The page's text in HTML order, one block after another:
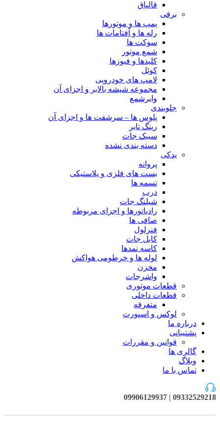
قالپاق
برقی
پمپ ها و موتورها
رله ها و آفتامات ها
سوکت ها
شمع موتور
کلیدها و فیوزها
کوئل
لامپ های خودرویی
مجموعه شیشه بالابر و اجزای آن
وایرشمع
جلوبندی
پلوس ها – سرشفت ها و اجزای آن
رینگ تایر
سیبک جات
دسته بندی نشده
یدکی
پروانه
بست های فلزی و پلاستیکی
تسمه ها
درب
شیلنگ جات
رادیاتورها و اجزای مربوطه
صافی ها
فنرلول
کابل جات
کاسه نمدها
لوله ها و خرطومی هواکش
مخزن
واشرجات
قطعات موتوری
قطعات داخلی
متفرقه
لوکس و اسپورت
درباره ما
پشتیبانی
قوانین و مقررات
گالری ها
وبلاگ
تماس با ما
09332529218 | 09906129937